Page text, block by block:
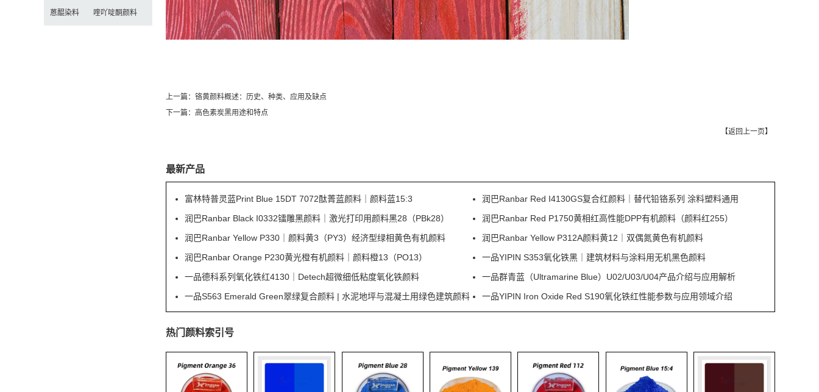
上一篇： 铬黄颜料概述：历史、种类、应用及缺点
下一篇： 高色素炭黑用途和特点
【返回上一页】
最新产品
富林特普灵蓝Print Blue 15DT 7072酞菁蓝颜料｜颜料蓝15:3
润巴Ranbar Red I4130GS复合红颜料｜替代铅铬系列 涂料塑料通用
润巴Ranbar Black I0332镭雕黑颜料｜激光打印用颜料黑28（PBk28）
润巴Ranbar Red P1750黄相红高性能DPP有机颜料（颜料红255）
润巴Ranbar Yellow P330｜颜料黄3（PY3）经济型绿相黄色有机颜料
润巴Ranbar Yellow P312A颜料黄12｜双偶氮黄色有机颜料
润巴Ranbar Orange P230黄光橙有机颜料｜颜料橙13（PO13）
一品YIPIN S353氧化铁黑｜建筑材料与涂料用无机黑色颜料
一品德科系列氧化铁红4130｜Detech超微细低粘度氧化铁颜料
一品群青蓝（Ultramarine Blue）U02/U03/U04产品介绍与应用解析
一品S563 Emerald Green翠绿复合颜料 | 水泥地坪与混凝土用绿色建筑颜料
一品YIPIN Iron Oxide Red S190氧化铁红性能参数与应用领域介绍
热门颜料索引号
蒽醌染料 喹吖啶酮颜料